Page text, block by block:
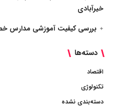
خیرآبادی
بررسی کیفیت آموزشی مدارس
دسته‌ها
اقتصاد
تکنولوژی
دسته‌بندی نشده